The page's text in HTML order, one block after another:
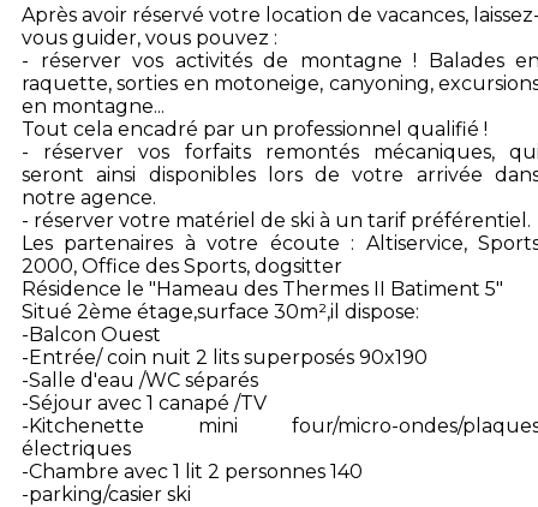
Après avoir réservé votre location de vacances,
vous guider, vous pouvez :
- réserver vos activités de montagne ! Balades
raquette, sorties en motoneige, canyoning,
en montagne...
Tout cela encadré par un professionnel qualifié !
- réserver vos forfaits remontés mécaniques,
seront ainsi disponibles lors de votre arrivée
notre agence.
- réserver votre matériel de ski à un tarif préférentiel.
Les partenaires à votre écoute : Altiservice,
2000, Office des Sports, dogsitter
Résidence le "Hameau des Thermes II Batiment 5"
Situé 2ème étage,surface 30m²,il dispose:
-Balcon Ouest
-Entrée/ coin nuit 2 lits superposés 90x190
-Salle d'eau /WC séparés
-Séjour avec 1 canapé /TV
-Kitchenette mini four/micro-ondes/
électriques
-Chambre avec 1 lit 2 personnes 140
-parking/casier ski